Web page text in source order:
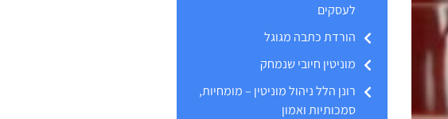
לעסקים
הורדת כתבה מגוגל
מוניטין חיובי שנמחק
רונן הלל ניהול מוניטין – מומחיות,
סמכותיות ואמון